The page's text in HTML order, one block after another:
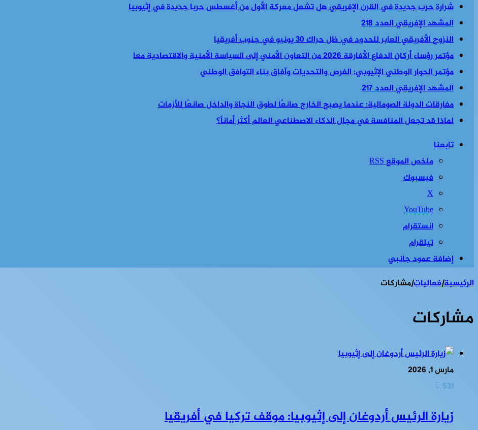
شرارة حرب جديدة في القرن الإفريقي هل تشعل معركة الأول من أغسطس حربا جديدة في إثيوبيا
المشهد الإفريقي العدد 218
النزوح الأفريقي العابر للحدود في ظل حراك 30 يونيو في جنوب أفريقيا
مؤتمر رؤساء أركان الدفاع الأفارقة 2026 من التعاون الأمني إلى السياسة الأمنية والاقتصادية معا
مؤتمر الحوار الوطني الإثيوبي: الفرص والتحديات وآفاق بناء التوافق الوطني
المشهد الإفريقي العدد 217
مفارقات الدولة الصومالية: عندما يصبح الخارج صانعًا لطوق النجاة والداخل صانعًا للأزمات
لماذا قد تجعل المنافسة في مجال الذكاء الاصطناعي العالم أكثر أماناً؟
تابعنا
ملخص الموقع RSS
فيسبوك
‫X
‫YouTube
انستقرام
تيلقرام
إضافة عمود جانبي
الرئيسية|فعاليات|مشاركات
مشاركات
مارس 1, 2026
531
زيارة الرئيس أردوغان إلى إثيوبيا: موقف تركيا في أفريقيا